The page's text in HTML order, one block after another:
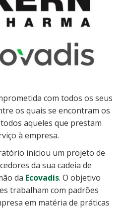
com todos os seus
os quais se encontram os
aqueles que prestam
à empresa.
iniciou um projeto de
da sua cadeia de
da Ecovadis. O objetivo
trabalham com padrões
em matéria de práticas